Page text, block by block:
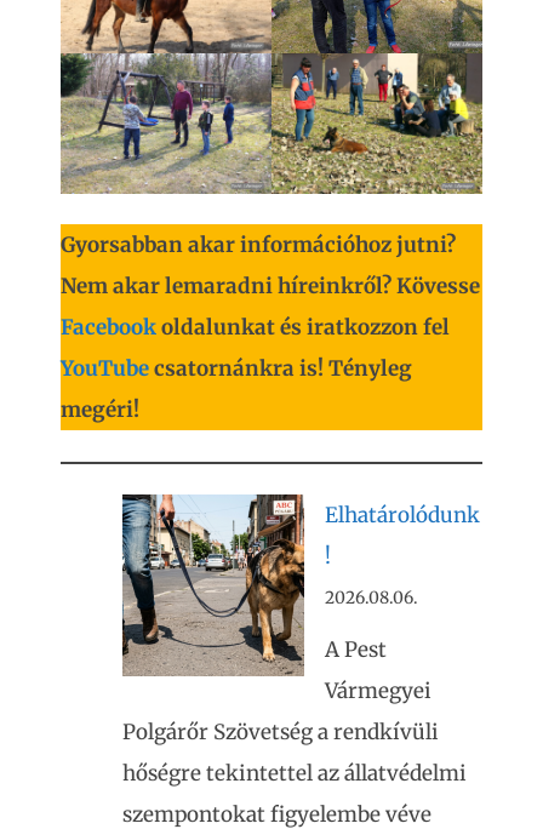
Gyorsabban akar információhoz jutni?
Nem akar lemaradni híreinkről? Kövesse
Facebookoldalunkat és iratkozzon fel
YouTubecsatornánkra is! Tényleg
megéri!
Elhatárolódunk
!
2026.08.06.
A Pest
Vármegyei
Polgárőr Szövetség a rendkívüli
hőségre tekintettel az állatvédelmi
szempontokat figyelembe véve